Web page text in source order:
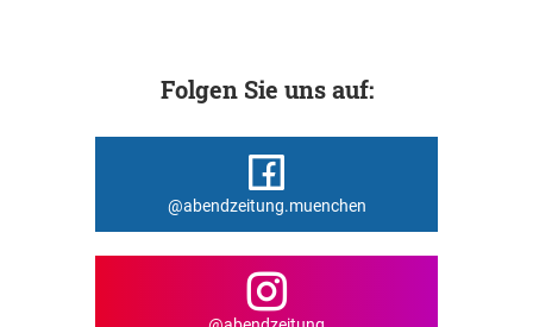
Folgen Sie uns auf:
@abendzeitung.muenchen